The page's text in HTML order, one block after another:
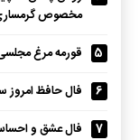
مخصوص
5
قورمه مرغ
6
فال حافظ امروز سه شنبه 5
7
فال عشق و احساس